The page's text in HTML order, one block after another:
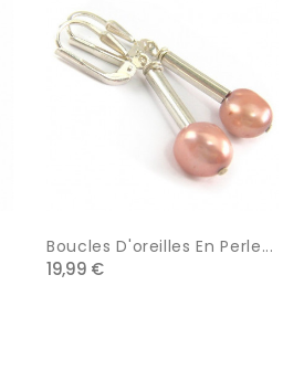
Boucles D'oreilles En Perle...
19,99 €